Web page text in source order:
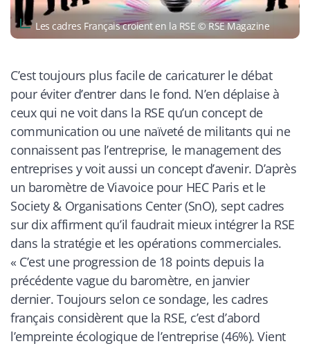
Les cadres Français croient en la RSE © RSE Magazine
C’est toujours plus facile de caricaturer le débat
pour éviter d’entrer dans le fond. N’en déplaise à
ceux qui ne voit dans la RSE qu’un concept de
communication ou une naïveté de militants qui ne
connaissent pas l’entreprise, le management des
entreprises y voit aussi un concept d’avenir. D’après
un baromètre de Viavoice pour HEC Paris et le
Society & Organisations Center (SnO), sept cadres
sur dix affirment qu’il faudrait mieux intégrer la RSE
dans la stratégie et les opérations commerciales.
« C’est une progression de 18 points depuis la
précédente vague du baromètre, en janvier
dernier. Toujours selon ce sondage, les cadres
français considèrent que la RSE, c’est d’abord
l’empreinte écologique de l’entreprise (46%). Vient